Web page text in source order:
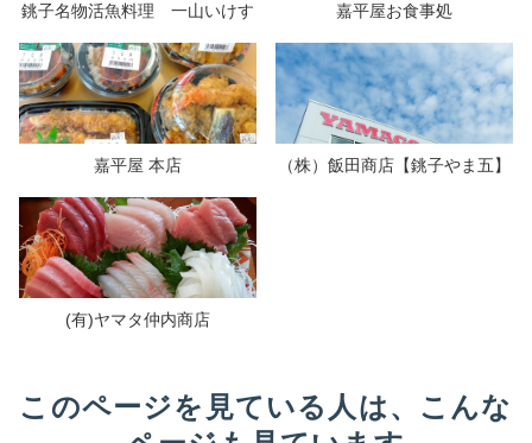
銚子名物活魚料理 一山いけす 嘉平屋お食事処
嘉平屋 本店 （株）飯田商店【銚子やま五】
(有)ヤマタ仲内商店
このページを見ている人は、こんな